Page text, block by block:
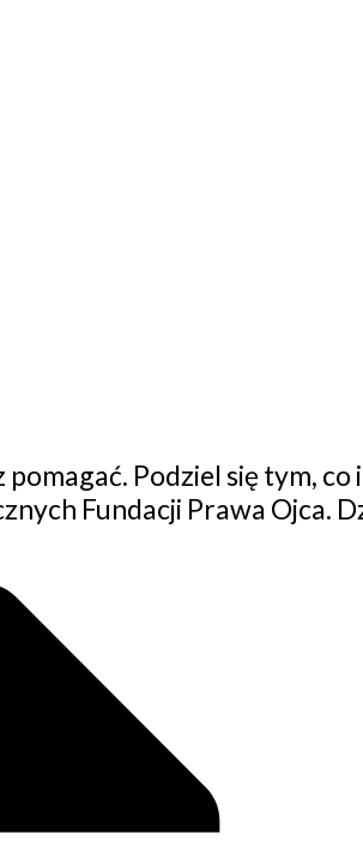
Podziel się tym, co
Fundacji Prawa Ojca.